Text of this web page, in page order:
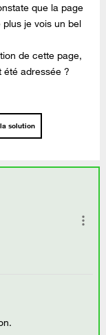
que la page
je vois un bel
de cette page,
adressée ?
solution